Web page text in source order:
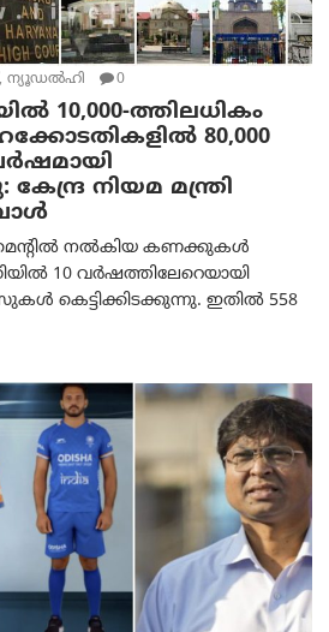
ന്യൂഡല്‍ഹി 0
10,000-ത്തിലധികം
80,000
കേന്ദ്ര നിയമ മന്ത്രി
നൽകിയ കണക്കുകൾ
10 വർഷത്തിലേറെയായി
കെട്ടിക്കിടക്കുന്നു. ഇതിൽ 558